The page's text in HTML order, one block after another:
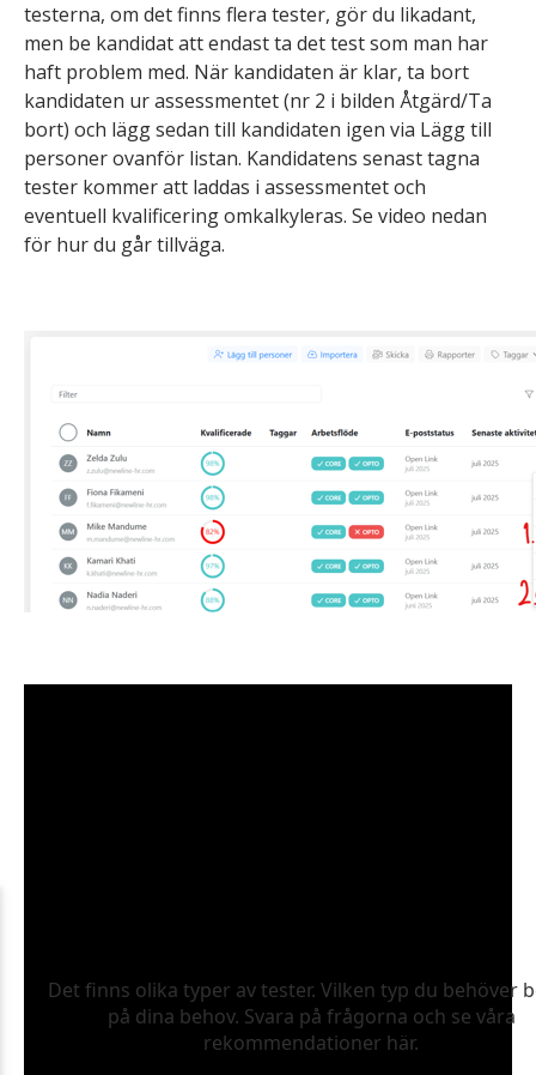
testerna, om det finns flera tester, gör du likadant,
men be kandidat att endast ta det test som man har
haft problem med. När kandidaten är klar, ta bort
kandidaten ur assessmentet (nr 2 i bilden Åtgärd/Ta
bort) och lägg sedan till kandidaten igen via Lägg till
personer ovanför listan. Kandidatens senast tagna
tester kommer att laddas i assessmentet och
eventuell kvalificering omkalkyleras. Se video nedan
för hur du går tillväga.